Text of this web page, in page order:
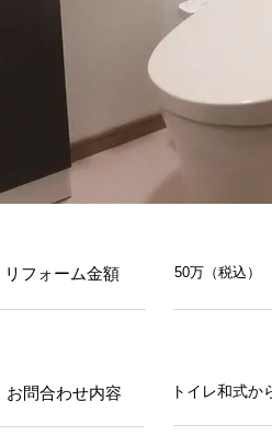
リフォーム金額 50万（税込）
お問合わせ内容 トイレ和式か